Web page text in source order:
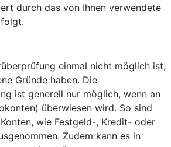
durch das von Ihnen verwendete
einmal nicht möglich ist,
Gründe haben. Die
ist generell nur möglich, wenn an
überwiesen wird. So sind
wie Festgeld-, Kredit- oder
Zudem kann es in